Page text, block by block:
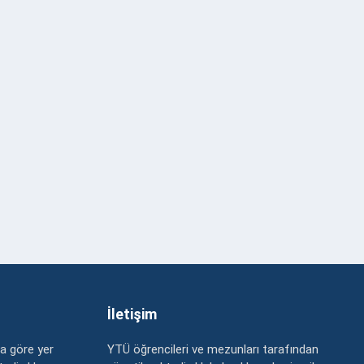
göre yer
İletişim
YTÜ öğrencileri ve mezunları tarafından